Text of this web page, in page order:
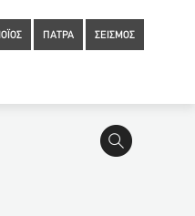
ΠΑΤΡΑ ΣΕΙΣΜΟΣ
να εμβολιαστούν
την κυβέρνηση Τζόνσον